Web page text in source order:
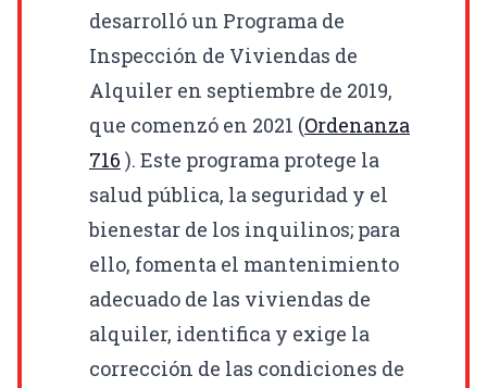
desarrolló un Programa de
Inspección de Viviendas de
Alquiler en septiembre de 2019,
que comenzó en 2021 (Ordenanza
716 ). Este programa protege la
salud pública, la seguridad y el
bienestar de los inquilinos; para
ello, fomenta el mantenimiento
adecuado de las viviendas de
alquiler, identifica y exige la
corrección de las condiciones de